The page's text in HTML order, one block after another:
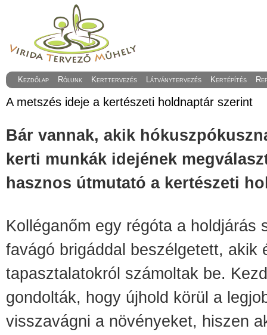
Kezdőlap Rólunk Kerttervezés Látványtervezés Kertépítés
A metszés ideje a kertészeti holdnaptár szerint
Bár vannak, akik
kerti munkák idejének
hasznos útmutató a kertészeti
Kolléganőm egy régóta a holdjárás
favágó brigáddal beszélgetett, akik
tapasztalatokról számoltak be.
gondolták, hogy újhold körül a
visszavágni a növényeket, hiszen